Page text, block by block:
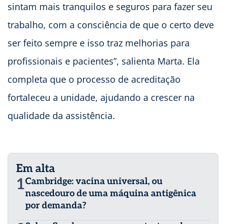
sintam mais tranquilos e seguros para fazer seu
trabalho, com a consciência de que o certo deve
ser feito sempre e isso traz melhorias para
profissionais e pacientes”, salienta Marta. Ela
completa que o processo de acreditação
fortaleceu a unidade, ajudando a crescer na
qualidade da assistência.
Em alta
1Cambridge: vacina universal, ou
nascedouro de uma máquina antigênica
por demanda?